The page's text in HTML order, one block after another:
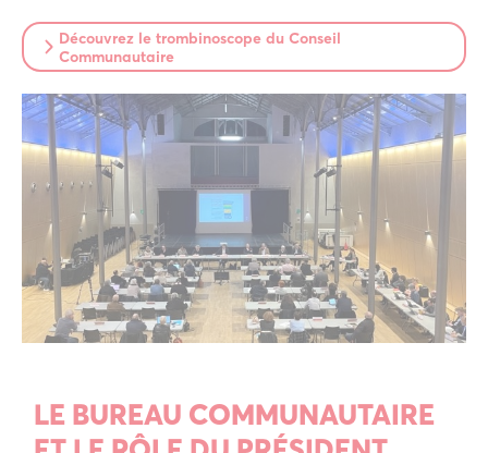
Découvrez le trombinoscope du Conseil
Communautaire
LE BUREAU COMMUNAUTAIRE